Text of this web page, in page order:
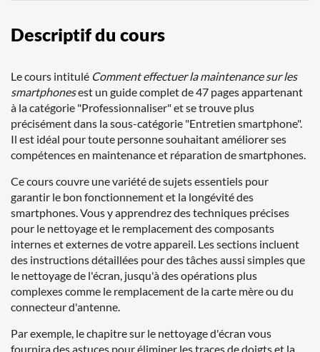
Descriptif du cours
Le cours intitulé Comment effectuer la maintenance sur les
smartphonesest un guide complet de 47 pages appartenant
à la catégorie "Professionnaliser" et se trouve plus
précisément dans la sous-catégorie "Entretien smartphone".
Il est idéal pour toute personne souhaitant améliorer ses
compétences en maintenance et réparation de smartphones.
Ce cours couvre une variété de sujets essentiels pour
garantir le bon fonctionnement et la longévité des
smartphones. Vous y apprendrez des techniques précises
pour le nettoyage et le remplacement des composants
internes et externes de votre appareil. Les sections incluent
des instructions détaillées pour des tâches aussi simples que
le nettoyage de l'écran, jusqu'à des opérations plus
complexes comme le remplacement de la carte mère ou du
connecteur d'antenne.
Par exemple, le chapitre sur le nettoyage d'écran vous
fournira des astuces pour éliminer les traces de doigts et la